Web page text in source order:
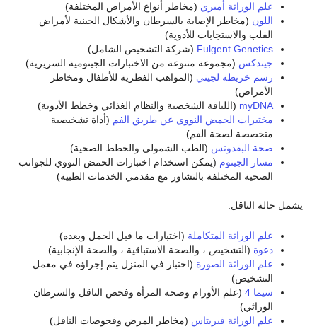
علم الوراثة أمبري (مخاطر أنواع الأمراض المختلفة)
اللون (مخاطر الإصابة بالسرطان والأشكال الجينية لأمراض
القلب والاستجابات للأدوية)
Fulgent Genetics (شركة التشخيص الشامل)
جيندكس (مجموعة متنوعة من الاختبارات الجينومية السريرية)
رسم خريطة لجيني (المواهب الفطرية للأطفال ومخاطر
الأمراض)
myDNA (اللياقة الشخصية والنظام الغذائي وخطط الأدوية)
مختبرات الحمض النووي عن طريق الفم (أداة تشخيصية
متخصصة لصحة الفم)
صحة البقدونس (الطب الشمولي والخطط الصحية)
مسار الجينوم (يمكن استخدام اختبارات الحمض النووي للجوانب
الصحية المختلفة بالتشاور مع مقدمي الخدمات الطبية)
يشمل حالة الناقل:
علم الوراثة المتكاملة (اختبارات ما قبل الحمل وبعده)
دعوة (التشخيص ، والصحة الاستباقية ، والصحة الإنجابية)
علم الوراثة الصورة (اختبار في المنزل يتم إجراؤه في معمل
التشخيص)
سيما 4
(علم الأورام وصحة المرأة وفحص الناقل والسرطان
الوراثي)
علم الوراثة فيريتاس (مخاطر المرض وفحوصات الناقل)